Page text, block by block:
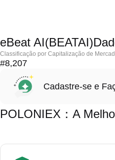
eBeat
Classificação por Capitalização de
#8,207
Cadastre-se e
POLONIEX：A